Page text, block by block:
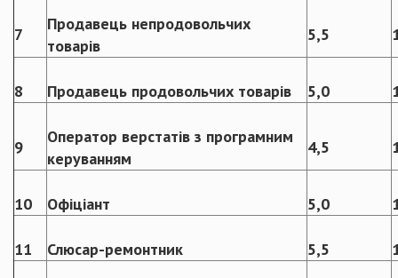
7
Продавець непродовольчих
товарів
5,5
8 Продавець продовольчих товарів 5,0
9
Оператор верстатів з програмним
керуванням
4,5
10 Офіціант 5,0
11 Слюсар-ремонтник 5,5